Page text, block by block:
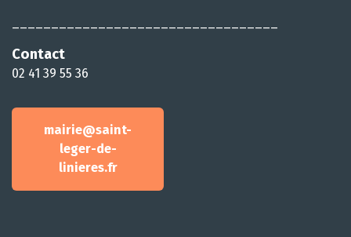
Contact
02 41 39 55 36
mairie@saint-
leger-de-
linieres.fr